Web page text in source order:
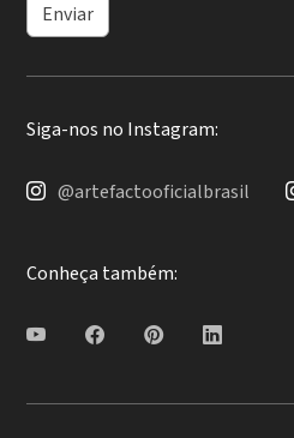
Enviar
Siga-nos no Instagram:
@artefactooficialbrasil
Conheça também: